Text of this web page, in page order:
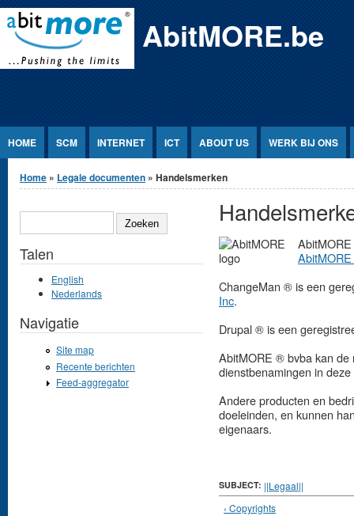
Jump to Content AbitMORE.be
HOME SCM INTERNET ICT ABOUT US WERK BIJ ONS
U bent hier
Home » Legale documenten » Handelsmerken
ChangeMan ® is een
Inc.
Drupal ® is een
AbitMORE ® bvba kan de
dienstbenamingen in
Andere producten en
doeleinden, en kunnen
eigenaars.
SUBJECT: ||Legaal||
‹ Copyrights
Talen
English
Nederlands
Navigatie
Site map
Recente berichten
Feed-aggregator